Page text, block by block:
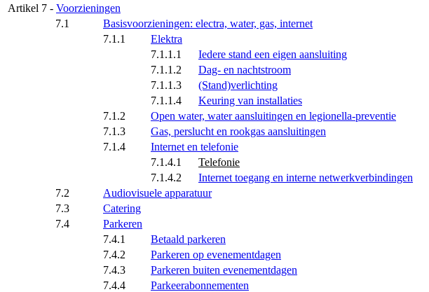
Artikel 7 - Voorzieningen
7.1
Basisvoorzieningen: electra, water, gas, internet
7.1.1
Elektra
7.1.1.1
Iedere stand een eigen aansluiting
7.1.1.2
Dag- en nachtstroom
7.1.1.3
(Stand)verlichting
7.1.1.4
Keuring van installaties
7.1.2
Open water, water aansluitingen en legionella-preventie
7.1.3
Gas, perslucht en rookgas aansluitingen
7.1.4
Internet en telefonie
7.1.4.1
Telefonie
7.1.4.2
Internet toegang en interne netwerkverbindingen
7.2
Audiovisuele apparatuur
7.3
Catering
7.4
Parkeren
7.4.1
Betaald parkeren
7.4.2
Parkeren op evenementdagen
7.4.3
Parkeren buiten evenementdagen
7.4.4
Parkeerabonnementen